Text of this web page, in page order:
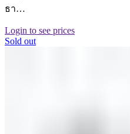
ธา…
Login to see prices
Sold out